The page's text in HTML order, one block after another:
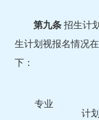
第九条 招生计
生计划视报名情况
下：
专业
计划